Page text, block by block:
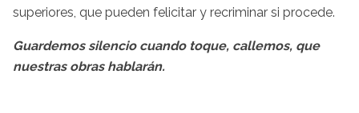
superiores, que pueden felicitar y recriminar si procede.
Guardemos silencio cuando toque, callemos, que
nuestras obras hablarán.